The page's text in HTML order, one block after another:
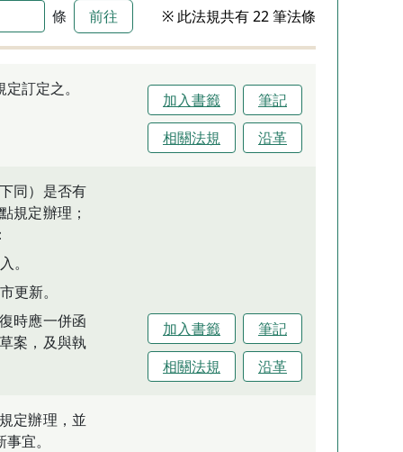
條 前往 ※ 此法規共有 22 筆法條
訂定之。
加入書籤
筆記
相關法規
沿革
同）是否有
規定辦理；
。
更新。
時應一併函
案，及與執
加入書籤
筆記
相關法規
沿革
定辦理，並
宜。